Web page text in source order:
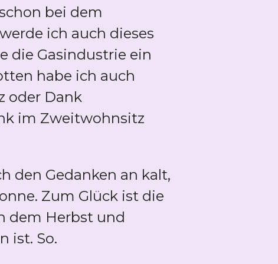
bei dem
ich auch dieses
die Gasindustrie ein
habe ich auch
oder Dank
im Zweitwohnsitz
den Gedanken an kalt,
Zum Glück ist die
dem Herbst und
ist. So.